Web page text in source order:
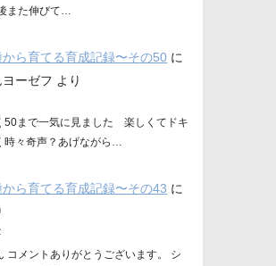
また伸びて…
ら育てる育成記録〜その50 に
ーゼフ より
50まで一気に見ました 楽しくてドキ
時々奇声？あげながら…
ら育てる育成記録〜その43 に
コメントありがとうございます。 シ